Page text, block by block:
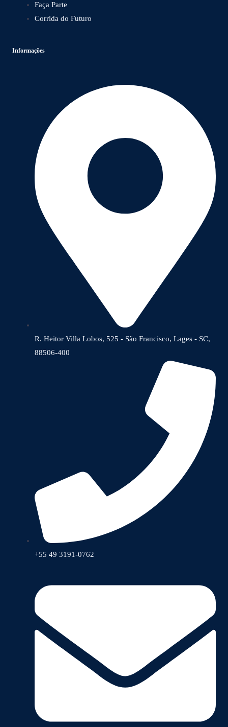
Faça Parte
Corrida do Futuro
Informações
R. Heitor Villa Lobos, 525 - São Francisco, Lages - SC,
88506-400
+55 49 3191-0762